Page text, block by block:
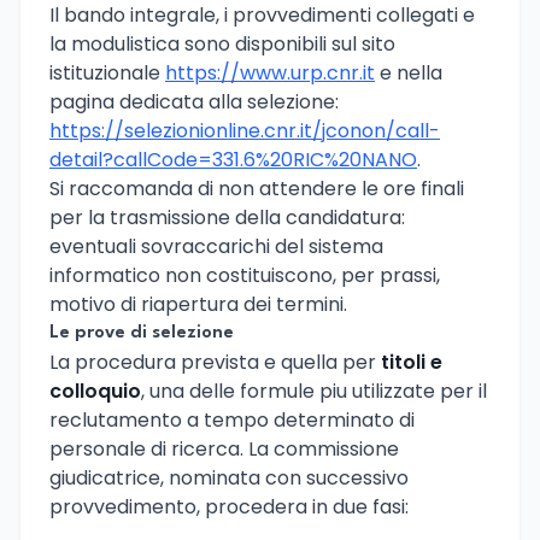
Il bando integrale, i provvedimenti collegati e
la modulistica sono disponibili sul sito
istituzionale https://www.urp.cnr.it e nella
pagina dedicata alla selezione:
https://selezionionline.cnr.it/jconon/call-
detail?callCode=331.6%20RIC%20NANO.
Si raccomanda di non attendere le ore finali
per la trasmissione della candidatura:
eventuali sovraccarichi del sistema
informatico non costituiscono, per prassi,
motivo di riapertura dei termini.
Le prove di selezione
La procedura prevista e quella per titoli e
colloquio, una delle formule piu utilizzate per il
reclutamento a tempo determinato di
personale di ricerca. La commissione
giudicatrice, nominata con successivo
provvedimento, procedera in due fasi: